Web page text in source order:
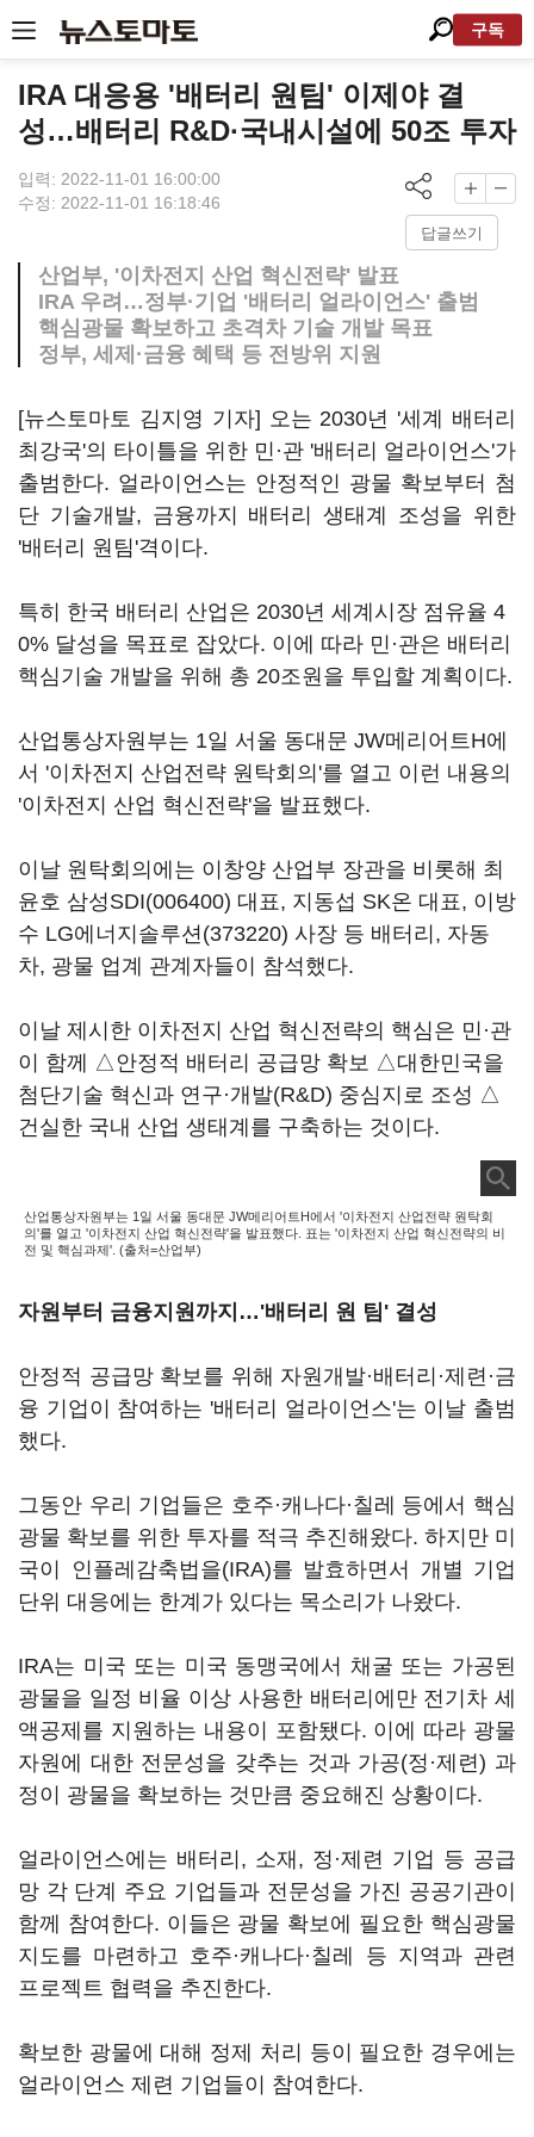
구독
IRA 대응용 '배터리 원팀' 이제야 결
성…배터리 R&D·국내시설에 50조 투자
입력: 2022-11-01 16:00:00
수정: 2022-11-01 16:18:46
답글쓰기
산업부, '이차전지 산업 혁신전략' 발표
IRA 우려…정부·기업 '배터리 얼라이언스' 출범
핵심광물 확보하고 초격차 기술 개발 목표
정부, 세제·금융 혜택 등 전방위 지원
[뉴스토마토 김지영 기자] 오는 2030년 '세계 배터리
최강국'의 타이틀을 위한 민·관 '배터리 얼라이언스'가
출범한다. 얼라이언스는 안정적인 광물 확보부터 첨
단 기술개발, 금융까지 배터리 생태계 조성을 위한
'배터리 원팀'격이다.
특히 한국 배터리 산업은 2030년 세계시장 점유율 4
0% 달성을 목표로 잡았다. 이에 따라 민·관은 배터리
핵심기술 개발을 위해 총 20조원을 투입할 계획이다.
산업통상자원부는 1일 서울 동대문 JW메리어트H에
서 '이차전지 산업전략 원탁회의'를 열고 이런 내용의
'이차전지 산업 혁신전략'을 발표했다.
이날 원탁회의에는 이창양 산업부 장관을 비롯해 최
윤호 삼성SDI(006400) 대표, 지동섭 SK온 대표, 이방
수 LG에너지솔루션(373220) 사장 등 배터리, 자동
차, 광물 업계 관계자들이 참석했다.
이날 제시한 이차전지 산업 혁신전략의 핵심은 민·관
이 함께 △안정적 배터리 공급망 확보 △대한민국을
첨단기술 혁신과 연구·개발(R&D) 중심지로 조성 △
건실한 국내 산업 생태계를 구축하는 것이다.
산업통상자원부는 1일 서울 동대문 JW메리어트H에서 '이차전지 산업전략 원탁회
의'를 열고 '이차전지 산업 혁신전략'을 발표했다. 표는 '이차전지 산업 혁신전략의 비
전 및 핵심과제'. (출처=산업부)
자원부터 금융지원까지…'배터리 원 팀' 결성
안정적 공급망 확보를 위해 자원개발·배터리·제련·금
융 기업이 참여하는 '배터리 얼라이언스'는 이날 출범
했다.
그동안 우리 기업들은 호주·캐나다·칠레 등에서 핵심
광물 확보를 위한 투자를 적극 추진해왔다. 하지만 미
국이 인플레감축법을(IRA)를 발효하면서 개별 기업
단위 대응에는 한계가 있다는 목소리가 나왔다.
IRA는 미국 또는 미국 동맹국에서 채굴 또는 가공된
광물을 일정 비율 이상 사용한 배터리에만 전기차 세
액공제를 지원하는 내용이 포함됐다. 이에 따라 광물
자원에 대한 전문성을 갖추는 것과 가공(정·제련) 과
정이 광물을 확보하는 것만큼 중요해진 상황이다.
얼라이언스에는 배터리, 소재, 정·제련 기업 등 공급
망 각 단계 주요 기업들과 전문성을 가진 공공기관이
함께 참여한다. 이들은 광물 확보에 필요한 핵심광물
지도를 마련하고 호주·캐나다·칠레 등 지역과 관련
프로젝트 협력을 추진한다.
확보한 광물에 대해 정제 처리 등이 필요한 경우에는
얼라이언스 제련 기업들이 참여한다.